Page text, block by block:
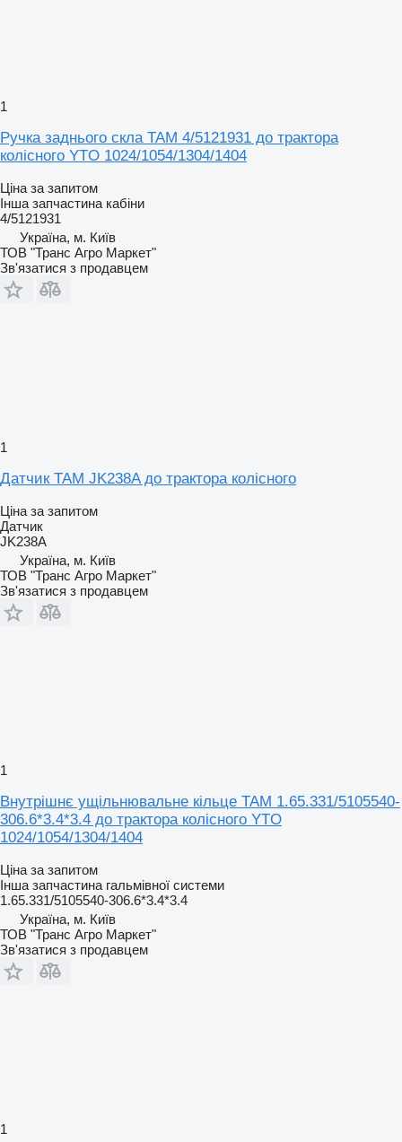
1
Ручка заднього скла TAM 4/5121931 до трактора
колісного YTO 1024/1054/1304/1404
Ціна за запитом
Інша запчастина кабіни
4/5121931
Україна, м. Київ
ТОВ "Транс Агро Маркет"
Зв'язатися з продавцем
1
Датчик TAM JK238A до трактора колісного
Ціна за запитом
Датчик
JK238A
Україна, м. Київ
ТОВ "Транс Агро Маркет"
Зв'язатися з продавцем
1
Внутрішнє ущільнювальне кільце TAM 1.65.331/5105540-
306.6*3.4*3.4 до трактора колісного YTO
1024/1054/1304/1404
Ціна за запитом
Інша запчастина гальмівної системи
1.65.331/5105540-306.6*3.4*3.4
Україна, м. Київ
ТОВ "Транс Агро Маркет"
Зв'язатися з продавцем
1